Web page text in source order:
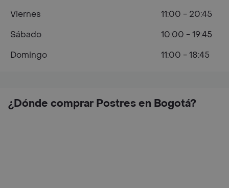
¿Dónde comprar Postres en Bogotá?
Viernes
11:00 - 20:45
Sábado
10:00 - 19:45
Domingo
11:00 - 18:45